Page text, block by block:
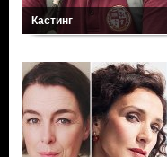
Кастинг